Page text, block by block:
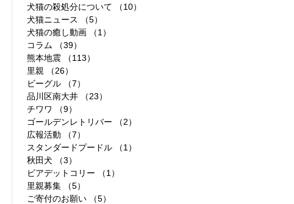
犬猫の殺処分について
（10）
犬猫ニュース
（5）
犬猫の癒し動画
（1）
コラム
（39）
熊本地震
（113）
里親
（26）
ビーグル
（7）
品川区南大井
（23）
チワワ
（9）
ゴールデンレトリバー
（2）
広報活動
（7）
スタンダードプードル
（1）
秋田犬
（3）
ビアデットコリー
（1）
里親募集
（5）
ご寄付のお願い
（5）